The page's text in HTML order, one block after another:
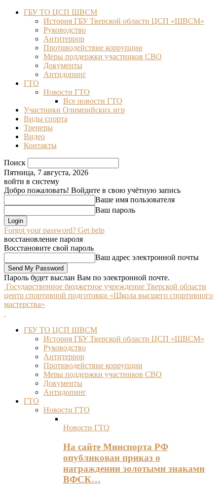
ГБУ ТО ЦСП ШВСМ
История ГБУ Тверской области ЦСП «ШВСМ»
Руководство
Антитеррор
Противодействие коррупции
Меры поддержки участников СВО
Документы
Антидопинг
ГТО
Новости ГТО
Все новости ГТО
Участники Олимпийских игр
Виды спорта
Тренеры
Видео
Контакты
Поиск
Пятница, 7 августа, 2026
войти в систему
Добро пожаловать! Войдите в свою учётную запись
Ваше имя пользователя
Ваш пароль
Forgot your password? Get help
восстановление пароля
Восстановите свой пароль
Ваш адрес электронной почты
Пароль будет выслан Вам по электронной почте.
Государственное бюджетное учреждение Тверской области
центр спортивной подготовки «Школа высшего спортивного
мастерства»
ГБУ ТО ЦСП ШВСМ
История ГБУ Тверской области ЦСП «ШВСМ»
Руководство
Антитеррор
Противодействие коррупции
Меры поддержки участников СВО
Документы
Антидопинг
ГТО
Новости ГТО
Новости ГТО
На сайте Минспорта РФ
опубликован приказ о
награждении золотыми знаками
ВФСК…